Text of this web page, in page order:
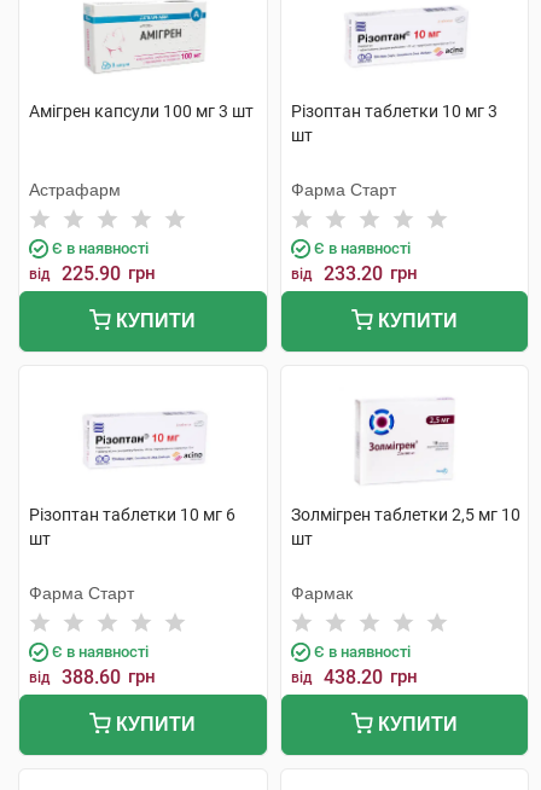
Амігрен капсули 100 мг 3 шт
Астрафарм
Є в наявності
від 225.90 грн
КУПИТИ
Різоптан таблетки 10 мг 3
шт
Фарма Старт
Є в наявності
від 233.20 грн
КУПИТИ
Різоптан таблетки 10 мг 6
шт
Фарма Старт
Є в наявності
від 388.60 грн
КУПИТИ
Золмігрен таблетки 2,5 мг 10
шт
Фармак
Є в наявності
від 438.20 грн
КУПИТИ